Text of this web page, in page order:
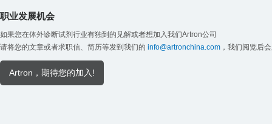
职业发展机会
如果您在体外诊断试剂行业有独到的见解或者想加入我们Artron公司
请将您的文章或者求职信、简历等发到我们的 info@artronchina.com ，我们阅览后
Artron，期待您的加入!